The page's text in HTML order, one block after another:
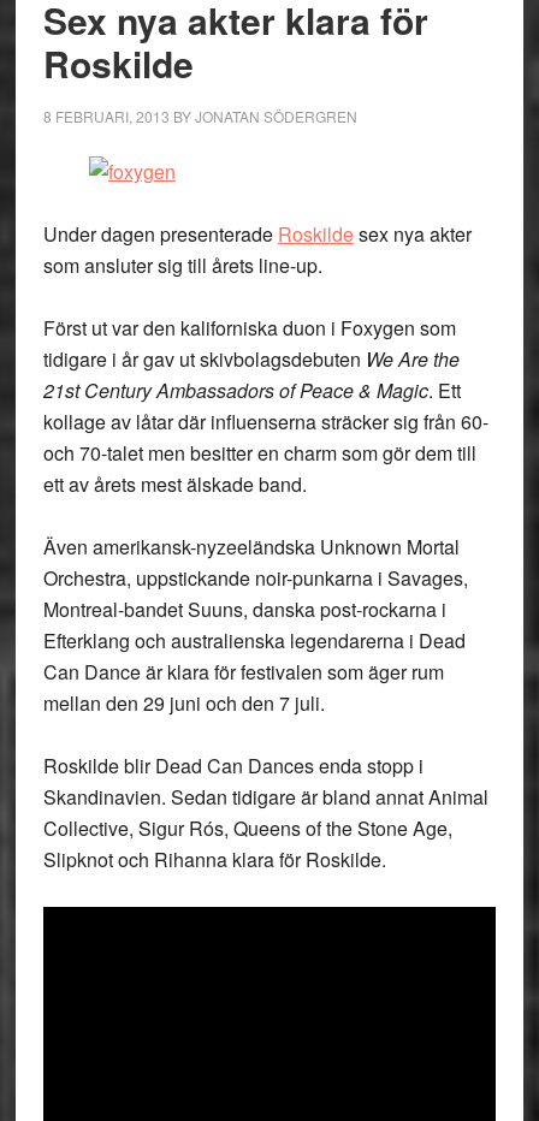
Sex nya akter klara för
Roskilde
8 FEBRUARI, 2013 BYJONATAN SÖDERGREN
Under dagen presenterade Roskildesex nya akter
som ansluter sig till årets line-up.
Först ut var den kaliforniska duon i Foxygen som
tidigare i år gav ut skivbolagsdebuten We Are the
21st Century Ambassadors of Peace & Magic. Ett
kollage av låtar där influenserna sträcker sig från 60-
och 70-talet men besitter en charm som gör dem till
ett av årets mest älskade band.
Även amerikansk-nyzeeländska Unknown Mortal
Orchestra, uppstickande noir-punkarna i Savages,
Montreal-bandetSuuns, danska post-rockarna i
Efterklang och australienska legendarerna i Dead
Can Danceär klara för festivalen som äger rum
mellan den 29 juni och den 7 juli.
Roskilde blir Dead Can Dances enda stopp i
Skandinavien. Sedan tidigare är bland annat Animal
Collective, Sigur Rós, Queens of the Stone Age,
Slipknot och Rihanna klara för Roskilde.